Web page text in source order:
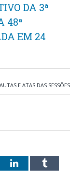
DA 3ª
48ª
EM 24
E ATAS DAS SESSÕES
LinkedInTumblr